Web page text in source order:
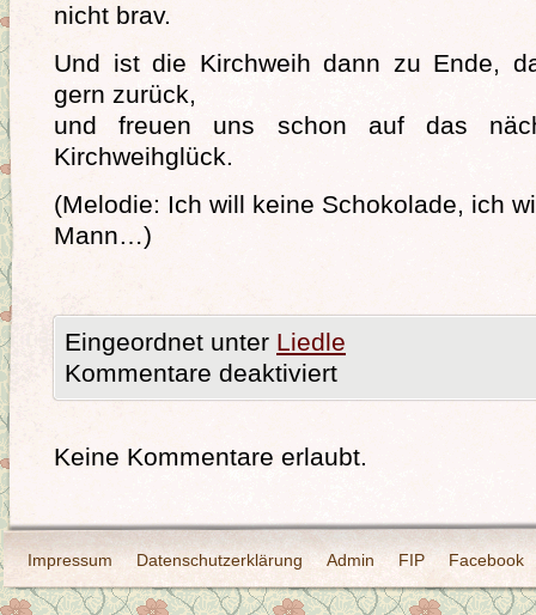
nicht brav.
Und ist die Kirchweih dann zu Ende,
gern zurück,
und freuen uns schon auf das
Kirchweihglück.
(Melodie: Ich will keine Schokolade, ich
Mann…)
Eingeordnet unter Liedle
Kommentare deaktiviert
Keine Kommentare erlaubt.
Impressum Datenschutzerklärung Admin FIP Facebook